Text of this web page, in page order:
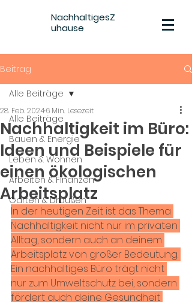
NachhaltigesZ
uhause
Beitrag
Alle Beiträge
Bauen & Energie
Leben & Wohnen
Arbeiten & Finanzen
Garten & Draußen
Alle Beiträge
Nachhaltigkeit im Büro:
Ideen und Beispiele für
einen ökologischen
Arbeitsplatz
28. Feb. 20246 Min. Lesezeit
In der heutigen Zeit ist das Thema
Nachhaltigkeit nicht nur im privaten
Alltag, sondern auch an deinem
Arbeitsplatz von großer Bedeutung.
Ein nachhaltiges Büro trägt nicht
nur zum Umweltschutz bei, sondern
fördert auch deine Gesundheit